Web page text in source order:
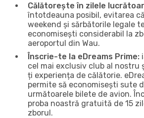
Călătorește în zilele
întotdeauna posibil, evitarea
weekend și sărbătorile legale
economisești considerabil la
aeroportul din Wau.
Înscrie-te la eDreams Prime:
cel mai exclusiv club al nostru
ți experiența de călătorie.
permite să economisești sute
următoarele bilete de avion.
proba noastră gratuită de 15
zborul.